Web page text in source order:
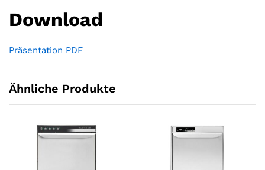
Download
Präsentation PDF
Ähnliche Produkte